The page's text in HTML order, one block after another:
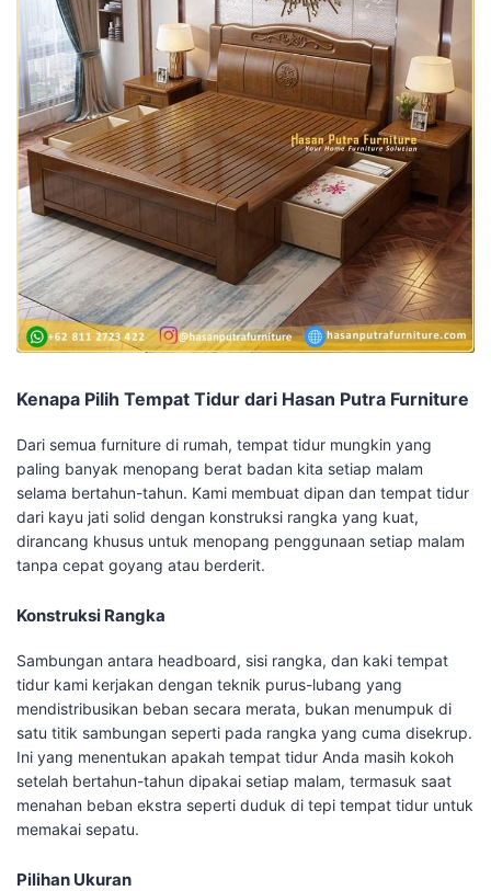
Kenapa Pilih Tempat Tidur dari Hasan Putra Furniture
Dari semua furniture di rumah, tempat tidur mungkin yang
paling banyak menopang berat badan kita setiap malam
selama bertahun-tahun. Kami membuat dipan dan tempat tidur
dari kayu jati solid dengan konstruksi rangka yang kuat,
dirancang khusus untuk menopang penggunaan setiap malam
tanpa cepat goyang atau berderit.
Konstruksi Rangka
Sambungan antara headboard, sisi rangka, dan kaki tempat
tidur kami kerjakan dengan teknik purus-lubang yang
mendistribusikan beban secara merata, bukan menumpuk di
satu titik sambungan seperti pada rangka yang cuma disekrup.
Ini yang menentukan apakah tempat tidur Anda masih kokoh
setelah bertahun-tahun dipakai setiap malam, termasuk saat
menahan beban ekstra seperti duduk di tepi tempat tidur untuk
memakai sepatu.
Pilihan Ukuran